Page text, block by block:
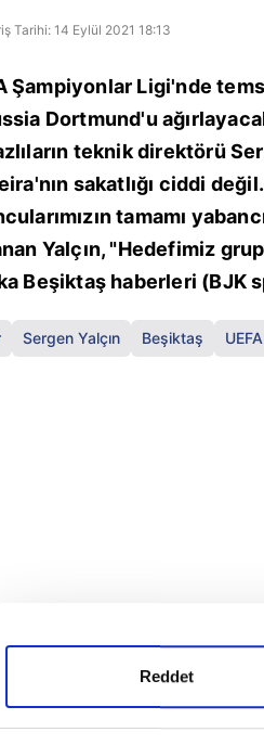
Reddet
Tarihi: 14 Eylül 2021 18:13
Şampiyonlar Ligi'nde
Dortmund'u
teknik direktörü
sakatlığı ciddi
tamamı
Yalçın, "Hedefimiz
Beşiktaş haberleri (BJK
Sergen Yalçın Beşiktaş